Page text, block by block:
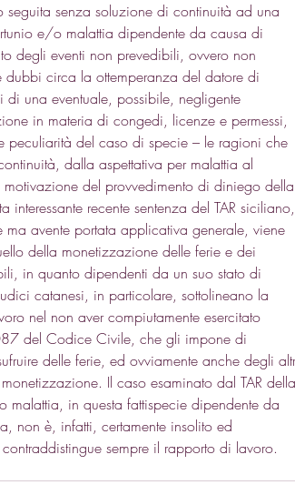
seguita senza soluzione di continuità ad una
e/o malattia dipendente da causa di
degli eventi non prevedibili, ovvero non
circa la ottemperanza del datore di
di una eventuale, possibile, negligente
in materia di congedi, licenze e permessi,
peculiarità del caso di specie – le ragioni che
dalla aspettativa per malattia al
del provvedimento di diniego della
recente sentenza del TAR siciliano,
ma avente portata applicativa generale, viene
della monetizzazione delle ferie e dei
in quanto dipendenti da un suo stato di
catanesi, in particolare, sottolineano la
nel non aver compiutamente esercitato
del Codice Civile, che gli impone di
delle ferie, ed ovviamente anche degli
Il caso esaminato dal TAR della
malattia, in questa fattispecie dipendente da
non è, infatti, certamente insolito ed
sempre il rapporto di lavoro.